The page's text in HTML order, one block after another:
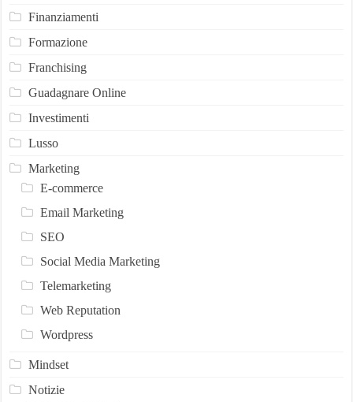
Finanziamenti
Formazione
Franchising
Guadagnare Online
Investimenti
Lusso
Marketing
E-commerce
Email Marketing
SEO
Social Media Marketing
Telemarketing
Web Reputation
Wordpress
Mindset
Notizie